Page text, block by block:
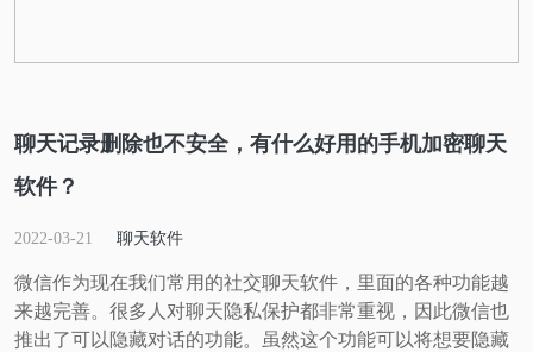
聊天记录删除也不安全，有什么好用的手机加密聊天
软件？
2022-03-21 聊天软件
微信作为现在我们常用的社交聊天软件，里面的各种功能越
来越完善。很多人对聊天隐私保护都非常重视，因此微信也
推出了可以隐藏对话的功能。虽然这个功能可以将想要隐藏